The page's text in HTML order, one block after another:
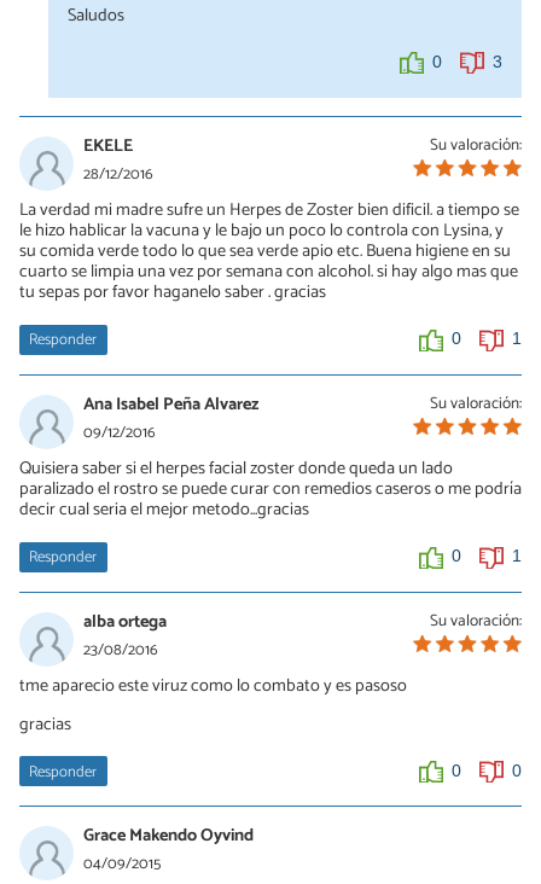
Saludos
0 3
Su valoración:
EKELE
28/12/2016
La verdad mi madre sufre un Herpes de Zoster bien dificil. a tiempo se
le hizo hablicar la vacuna y le bajo un poco lo controla con Lysina, y
su comida verde todo lo que sea verde apio etc. Buena higiene en su
cuarto se limpia una vez por semana con alcohol. si hay algo mas que
tu sepas por favor haganelo saber . gracias
Responder 0 1
Su valoración:
Ana Isabel Peña Alvarez
09/12/2016
Quisiera saber si el herpes facial zoster donde queda un lado
paralizado el rostro se puede curar con remedios caseros o me podría
decir cual seria el mejor metodo...gracias
Responder 0 1
Su valoración:
alba ortega
23/08/2016
tme aparecio este viruz como lo combato y es pasoso
gracias
Responder 0 0
Grace Makendo Oyvind
04/09/2015